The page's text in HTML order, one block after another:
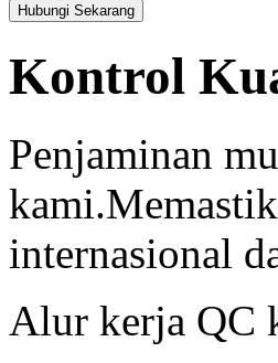
Hubungi Sekarang
Kontrol
Penjaminan
internasional
Alur kerja QC